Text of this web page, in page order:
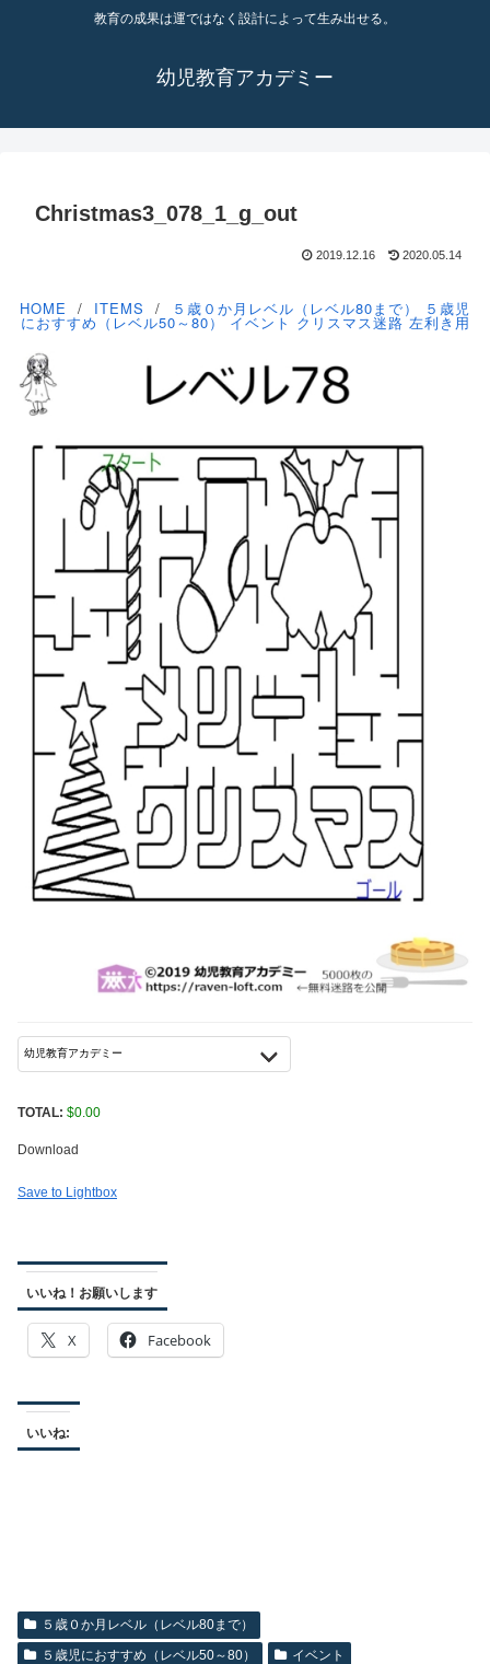
教育の成果は運ではなく設計によって生み出せる。
幼児教育アカデミー
Christmas3_078_1_g_out
2019.12.16 2020.05.14
HOME ITEMS ５歳０か月レベル（レベル80まで） ５歳児
におすすめ（レベル50～80） イベント クリスマス迷路 左利き用
TOTAL: $0.00
Download
Save to Lightbox
いいね！お願いします
X Facebook
いいね:
５歳０か月レベル（レベル80まで）
５歳児におすすめ（レベル50～80）
イベント